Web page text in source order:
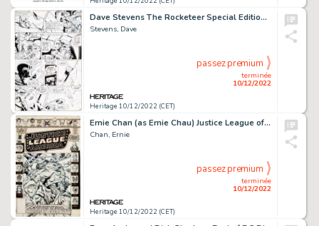
Dave Stevens The Rocketeer Special Edition #1 Story Page 10 Original Art (Eclipse, 1984)....
Stevens, Dave
Heritage 10/12/2022 (CET)
terminée
10/12/2022
passez premium
Ernie Chan (as Ernie Chau) Justice League of America #135 Cover Original Art (DC, 1976)....
Chan, Ernie
Heritage 10/12/2022 (CET)
terminée
10/12/2022
passez premium